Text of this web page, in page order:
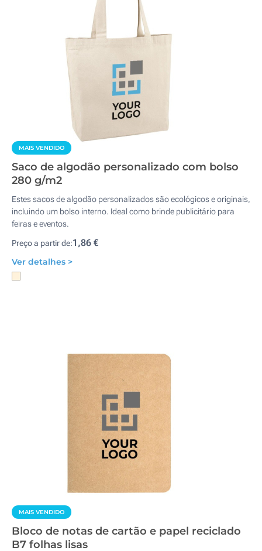
MAIS VENDIDO
Saco de algodão personalizado com bolso
280 g/m2
Estes sacos de algodão personalizados são ecológicos e originais,
incluindo um bolso interno. Ideal como brinde publicitário para
feiras e eventos.
Preço a partir de:1,86 €
Ver detalhes >
MAIS VENDIDO
Bloco de notas de cartão e papel reciclado
B7 folhas lisas